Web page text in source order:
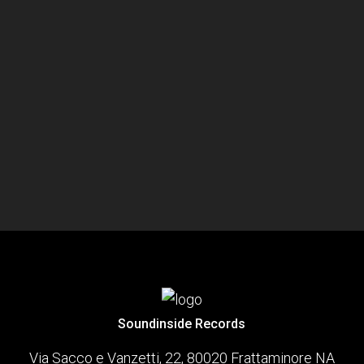
Soundinside Records
Via Sacco e Vanzetti, 22, 80020 Frattaminore NA